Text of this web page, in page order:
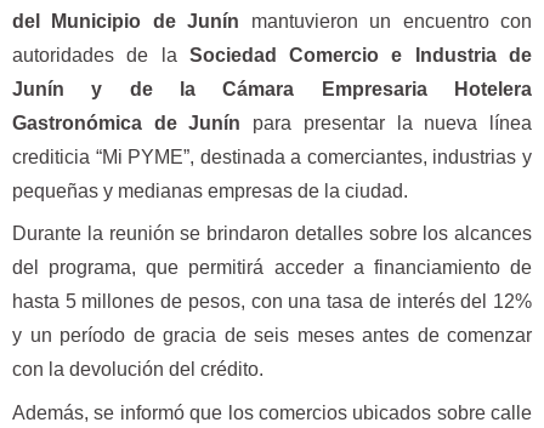
del Municipio de Junín mantuvieron un encuentro con
autoridades de la Sociedad Comercio e Industria de
Junín y de la Cámara Empresaria Hotelera
Gastronómica de Junín para presentar la nueva línea
crediticia “Mi PYME”, destinada a comerciantes, industrias y
pequeñas y medianas empresas de la ciudad.
Durante la reunión se brindaron detalles sobre los alcances
del programa, que permitirá acceder a financiamiento de
hasta 5 millones de pesos, con una tasa de interés del 12%
y un período de gracia de seis meses antes de comenzar
con la devolución del crédito.
Además, se informó que los comercios ubicados sobre calle